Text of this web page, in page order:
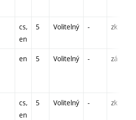
cs,
en
5 Volitelný - zk
en 5 Volitelný - zá
cs,
en
5 Volitelný - zk